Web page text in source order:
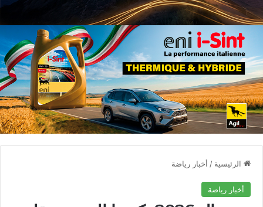
الرئيسية / أخبار رياضة
أخبار رياضة